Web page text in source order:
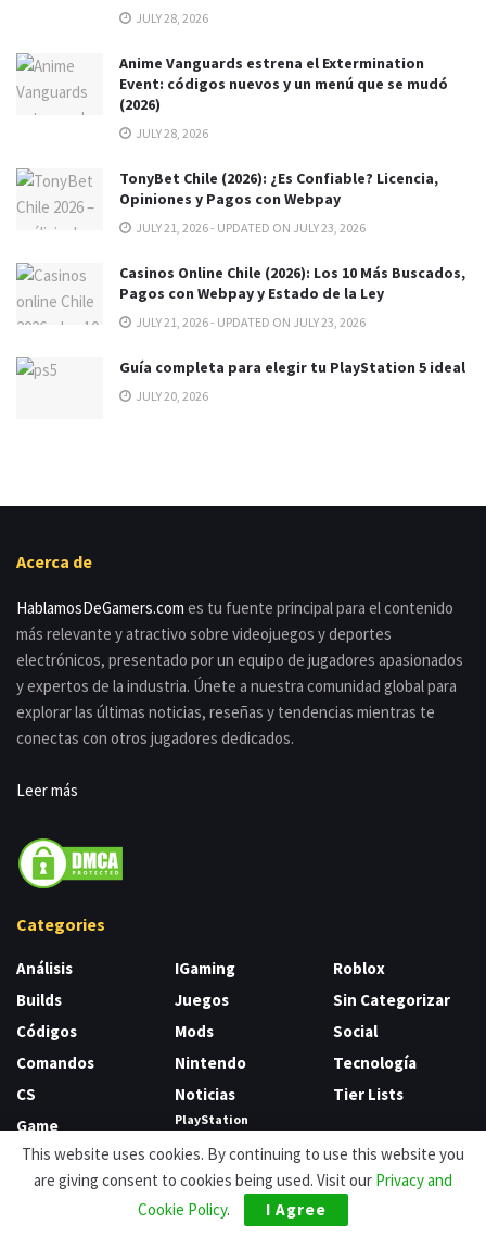
JULY 28, 2026
Anime Vanguards estrena el Extermination
Event: códigos nuevos y un menú que se mudó
(2026)
JULY 28, 2026
TonyBet Chile (2026): ¿Es Confiable? Licencia,
Opiniones y Pagos con Webpay
JULY 21, 2026 - UPDATED ON JULY 23, 2026
Casinos Online Chile (2026): Los 10 Más Buscados,
Pagos con Webpay y Estado de la Ley
JULY 21, 2026 - UPDATED ON JULY 23, 2026
Guía completa para elegir tu PlayStation 5 ideal
JULY 20, 2026
Acerca de
HablamosDeGamers.com es tu fuente principal para el contenido
más relevante y atractivo sobre videojuegos y deportes
electrónicos, presentado por un equipo de jugadores apasionados
y expertos de la industria. Únete a nuestra comunidad global para
explorar las últimas noticias, reseñas y tendencias mientras te
conectas con otros jugadores dedicados.
Leer más
Categories
Análisis
Builds
Códigos
Comandos
CS
Game
Guías
Destiny 2
IGaming
Juegos
Mods
Nintendo
Noticias
PlayStation
Xbox
PC
Play Station 5
Roblox
Sin Categorizar
Social
Tecnología
Tier Lists
This website uses cookies. By continuing to use this website you
are giving consent to cookies being used. Visit our Privacy and
Cookie Policy. I Agree